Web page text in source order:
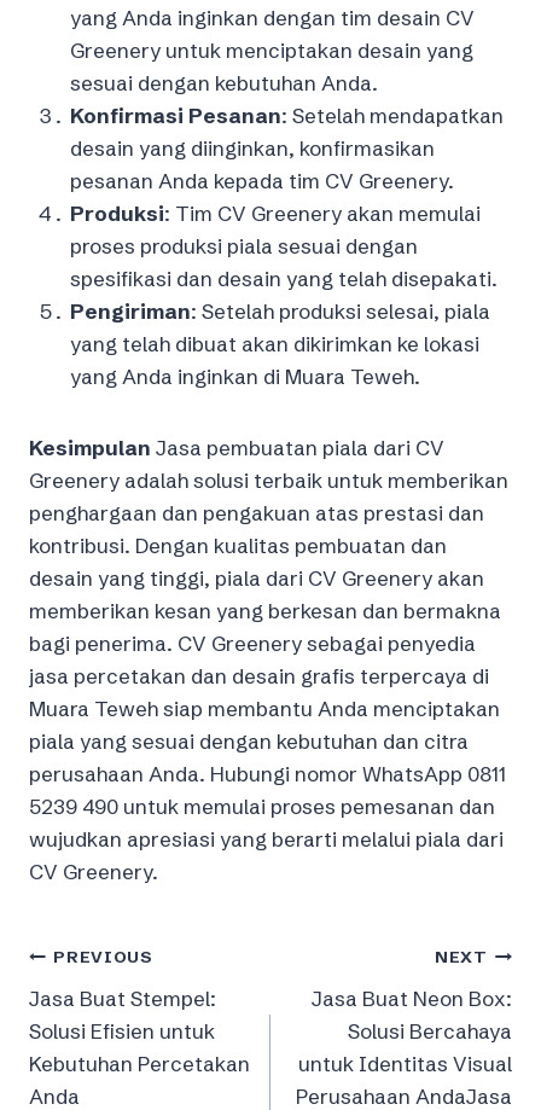
yang Anda inginkan dengan tim desain CV
Greenery untuk menciptakan desain yang
sesuai dengan kebutuhan Anda.
Konfirmasi Pesanan: Setelah mendapatkan
desain yang diinginkan, konfirmasikan
pesanan Anda kepada tim CV Greenery.
Produksi: Tim CV Greenery akan memulai
proses produksi piala sesuai dengan
spesifikasi dan desain yang telah disepakati.
Pengiriman: Setelah produksi selesai, piala
yang telah dibuat akan dikirimkan ke lokasi
yang Anda inginkan di Muara Teweh.
Kesimpulan Jasa pembuatan piala dari CV
Greenery adalah solusi terbaik untuk memberikan
penghargaan dan pengakuan atas prestasi dan
kontribusi. Dengan kualitas pembuatan dan
desain yang tinggi, piala dari CV Greenery akan
memberikan kesan yang berkesan dan bermakna
bagi penerima. CV Greenery sebagai penyedia
jasa percetakan dan desain grafis terpercaya di
Muara Teweh siap membantu Anda menciptakan
piala yang sesuai dengan kebutuhan dan citra
perusahaan Anda. Hubungi nomor WhatsApp 0811
5239 490 untuk memulai proses pemesanan dan
wujudkan apresiasi yang berarti melalui piala dari
CV Greenery.
Post
navigation
PREVIOUS
Jasa Buat Stempel:
Solusi Efisien untuk
Kebutuhan Percetakan
Anda
NEXT
Jasa Buat Neon Box:
Solusi Bercahaya
untuk Identitas Visual
Perusahaan AndaJasa